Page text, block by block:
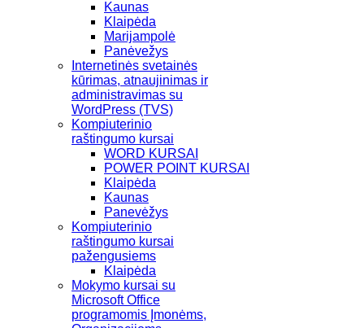
Kaunas
Klaipėda
Marijampolė
Panėvežys
Internetinės svetainės
kūrimas, atnaujinimas ir
administravimas su
WordPress (TVS)
Kompiuterinio
raštingumo kursai
WORD KURSAI
POWER POINT KURSAI
Klaipėda
Kaunas
Panevėžys
Kompiuterinio
raštingumo kursai
pažengusiems
Klaipėda
Mokymo kursai su
Microsoft Office
programomis Įmonėms,